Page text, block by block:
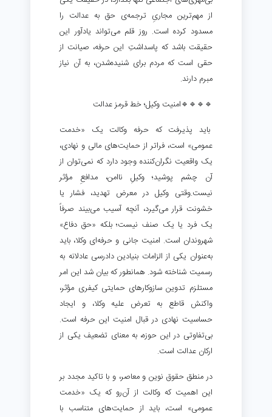
از مهم‌ترین مجاریِ ترجمه‌ی حق به عدالت را
مسدود کرده است. روز قلم می‌تواند یادآور این
حقیقت باشد که پاسداشتِ این حرفه، صیانت از
حقی است که مردم برای شنیده‌شدن، به آن نیاز
مبرم دارند.
🔹🔹🔹🔹امنیت وکیل؛ خط قرمز عدالت
باید پذیرفت که حرفه وکالت یک «خدمت
عمومی» است، فراتر از حمایت‌های مالی و نهادی،
یک واقعیت نگران‌کننده وجود دارد که نمی‌توان از
آن چشم پوشید؛ وکیلِ ناامن، مدافعِ مؤثر
نیست.وقتی وکیل در معرض تهدید، فشار یا
خشونت قرار می‌گیرد، آنچه آسیب می‌بیند صرفاً
یک فرد یا یک صنف نیست؛ بلکه «حق دفاع»
شهروندان است. امنیت جانی و حرفه‌ای وکلا، باید
به‌عنوان یکی از الزامات بنیادین دادرسی عادلانه به
رسمیت شناخته شود. همانطور که بیان شد این امر
مستلزم تدوین سازوکارهای حمایتی کیفری مؤثر،
واکنش قاطع به تعرض علیه وکلا، و ایجاد
حساسیت نهادی در قبال امنیت این حرفه است.
بی‌تفاوتی در این حوزه، به معنای تضعیف یکی از
ارکان عدالت است.
در منطق حقوق نوین و معاصر، و با تاکید مجدد بر
این اهمیت که وکالت از آن‌رو که یک «خدمت
عمومی» است، باید از حمایت‌های متناسب با